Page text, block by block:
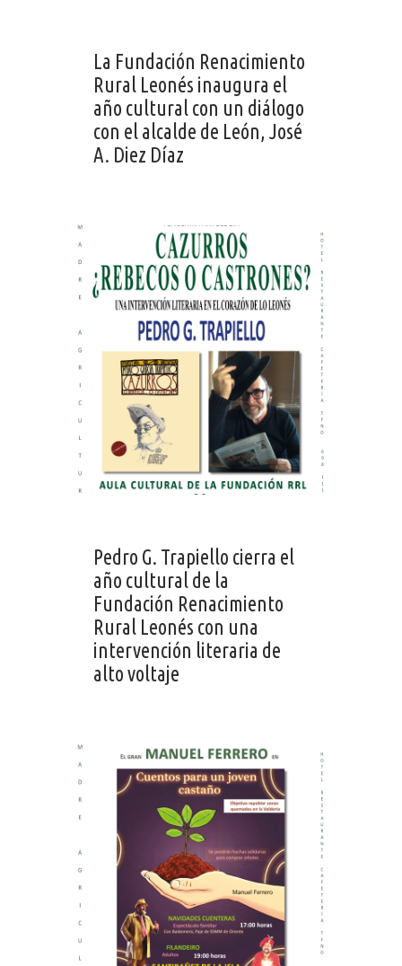
La Fundación Renacimiento
Rural Leonés inaugura el
año cultural con un diálogo
con el alcalde de León, José
A. Diez Díaz
Pedro G. Trapiello cierra el
año cultural de la
Fundación Renacimiento
Rural Leonés con una
intervención literaria de
alto voltaje